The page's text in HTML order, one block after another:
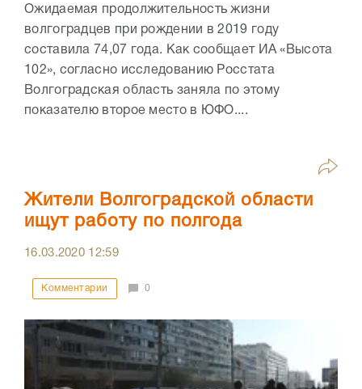
Ожидаемая продолжительность жизни
волгоградцев при рождении в 2019 году
составила 74,07 года. Как сообщает ИА «Высота
102», согласно исследованию Росстата
Волгоградская область заняла по этому
показателю второе место в ЮФО....
Жители Волгоградской области
ищут работу по полгода
16.03.2020 12:59
Комментарии 0